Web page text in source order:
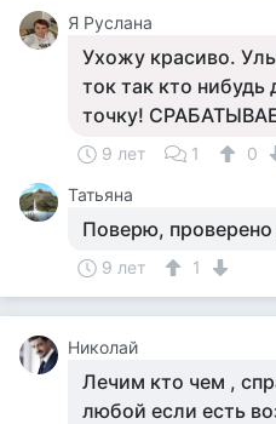
Я Руслана
Ухожу красиво.
ток так кто нибудь
точку!
9 лет 1
0
Татьяна
Поверю,
9 лет 1
Николай
Лечим кто чем ,
любой если есть